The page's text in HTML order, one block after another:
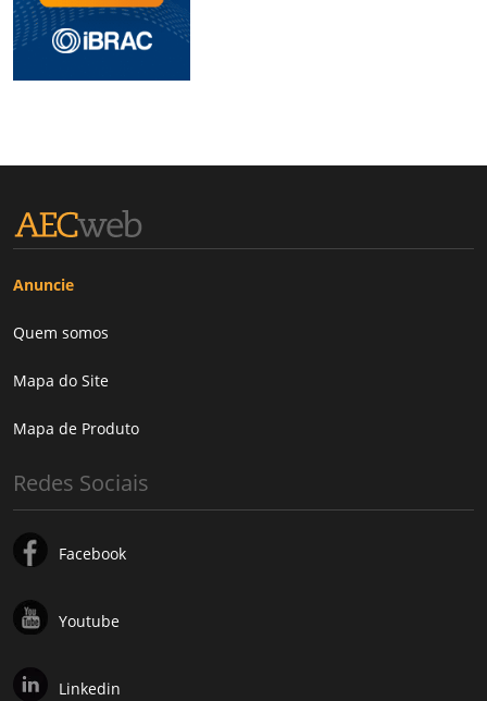
Anuncie
Quem somos
Mapa do Site
Mapa de Produto
Redes Sociais
Facebook
Youtube
Linkedin